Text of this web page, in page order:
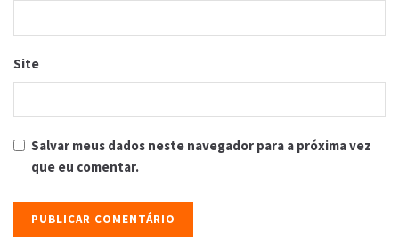
Site
Salvar meus dados neste navegador para a próxima vez
que eu comentar.